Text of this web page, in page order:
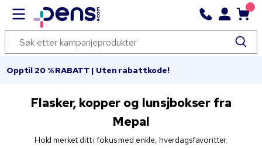
Opptil 20 % RABATT | Uten rabattkode!
Flasker, kopper og lunsjbokser fra
Mepal
Hold merket ditt i fokus med enkle, hverdagsfavoritter.